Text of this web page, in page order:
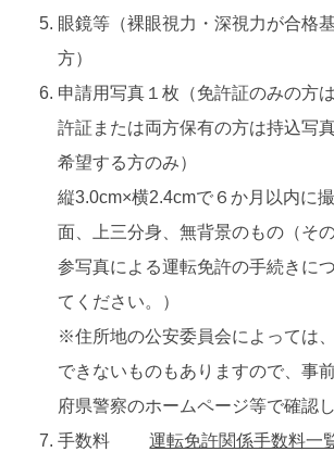
眼鏡等（裸眼視力・深視力が合格
方）
申請用写真１枚（免許証のみの方
許証または両方保有の方は持込写
希望する方のみ）
縦3.0cm×横2.4cmで６か月以内に
面、上三分身、無背景のもの（そ
参写真による運転免許の手続きに
てください。）
※住所地の公安委員会によっては
できないものもありますので、事
府県警察のホームページ等で確認
手数料運転免許関係手数料一